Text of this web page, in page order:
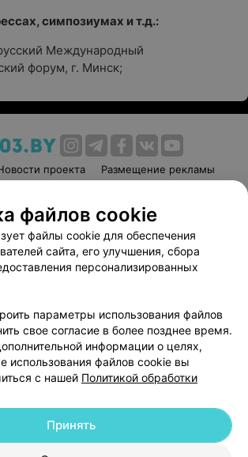
симпозиумах и т.д.:
Международный
форум, г. Минск;
проекта
Размещение рекламы
соглашение
Способы оплаты
Вакансии
Партнеры
руководителю 103.by
персональных данных
УНП 191700409
| 220012, Республика Беларусь,
файлов cookie
файлы cookie для обеспечения
сайта, его улучшения, сбора
персонализированных
параметры использования файлов
свое согласие в более позднее время.
информации о целях,
использования файлов cookie вы
с нашей Политикой обработки
Принять